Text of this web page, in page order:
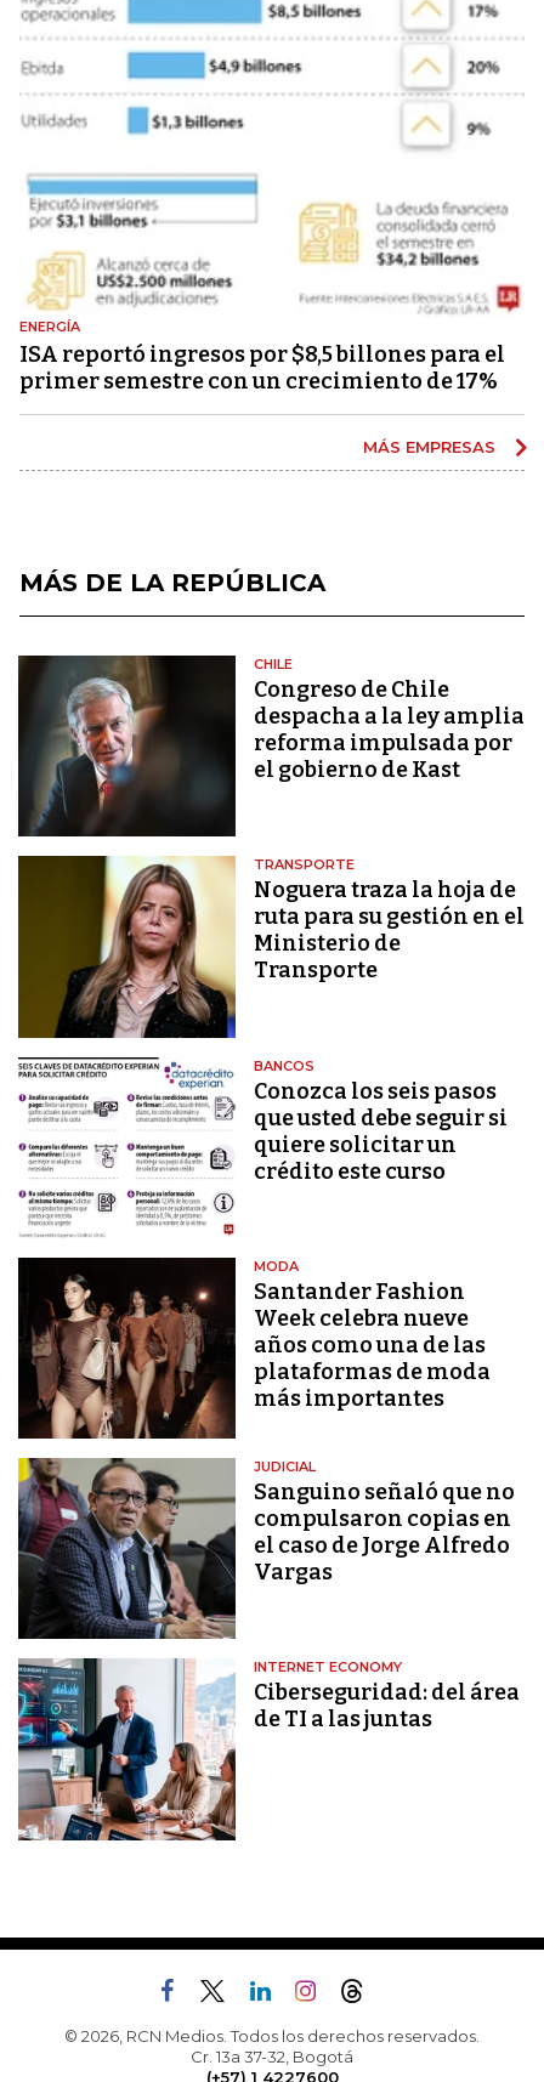
ENERGÍA
ISA reportó ingresos por $8,5 billones para el
primer semestre con un crecimiento de 17%
MÁS EMPRESAS
MÁS DE LA REPÚBLICA
CHILE
Congreso de Chile
despacha a la ley amplia
reforma impulsada por
el gobierno de Kast
TRANSPORTE
Noguera traza la hoja de
ruta para su gestión en el
Ministerio de
Transporte
BANCOS
Conozca los seis pasos
que usted debe seguir si
quiere solicitar un
crédito este curso
MODA
Santander Fashion
Week celebra nueve
años como una de las
plataformas de moda
más importantes
JUDICIAL
Sanguino señaló que no
compulsaron copias en
el caso de Jorge Alfredo
Vargas
INTERNET ECONOMY
Ciberseguridad: del área
de TI a las juntas
© 2026, RCN Medios. Todos los derechos reservados.
Cr. 13a 37-32, Bogotá
(+57) 1 4227600